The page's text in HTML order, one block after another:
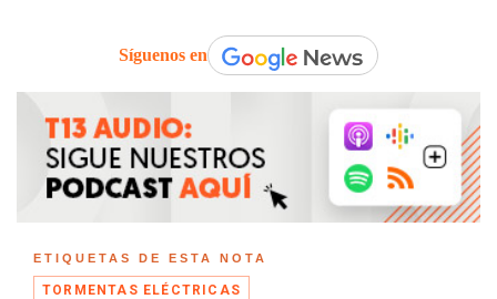
Síguenos en
ETIQUETAS DE ESTA NOTA
TORMENTAS ELÉCTRICAS